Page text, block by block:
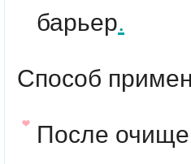
барьер.
Способ
После